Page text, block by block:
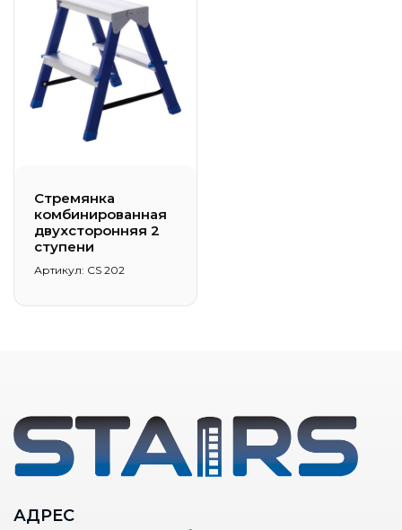
Стремянка
комбинированная
двухсторонняя 2
ступени
Артикул: CS 202
АДРЕС